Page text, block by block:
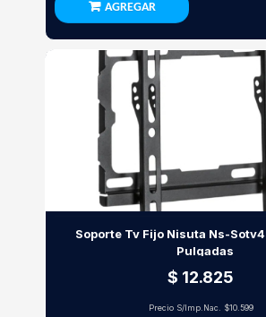
AGREGAR
Soporte Tv Fijo Nisuta Ns-
Pulgadas
$ 12.825
Precio S/Imp.Nac. $10.599